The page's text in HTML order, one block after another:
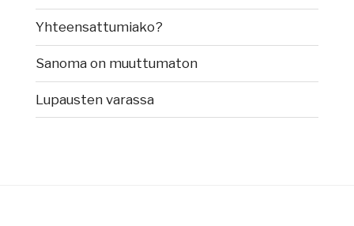
Yhteensattumiako?
Sanoma on muuttumaton
Lupausten varassa